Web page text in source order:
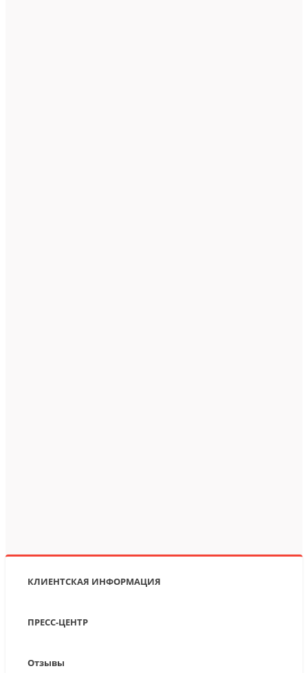
КЛИЕНТСКАЯ ИНФОРМАЦИЯ
ПРЕСС-ЦЕНТР
Отзывы